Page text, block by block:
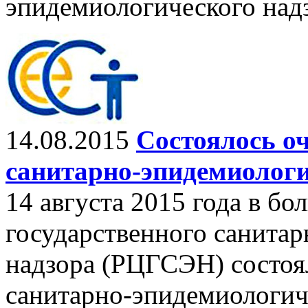
эпидемиологического
14.08.2015 Состоялось
санитарно-
14 августа 2015 года в
государственного
надзора (РЦГСЭН)
санитарно-